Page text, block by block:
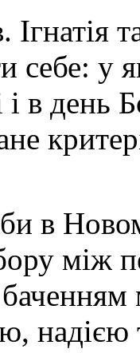
себе: у
в день
в
між